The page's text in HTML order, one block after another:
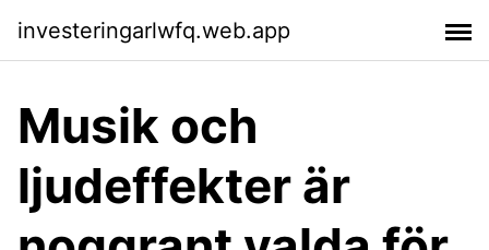
investeringarlwfq.web.app
Musik och
ljudeffekter är